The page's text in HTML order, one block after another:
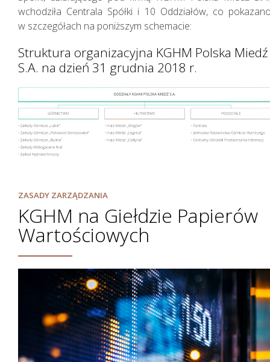
Perspektywy
wchodziła Centrala Spółki i 10 Oddziałów, co
w szczegółach na poniższym schemacie:
Struktura organizacyjna KGHM Polska Miedź
S.A. na dzień 31 grudnia 2018 r.
ZASADY ZARZĄDZANIA
KGHM na Giełdzie Papierów
Wartościowych